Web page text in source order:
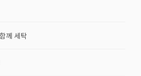
께 세탁